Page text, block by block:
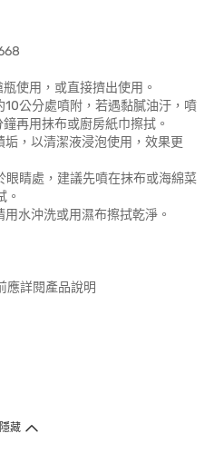
使用，或直接擠出使用。
10公分處噴附，若遇黏膩油汙，噴
再用抹布或廚房紙巾擦拭。
垢，以清潔液浸泡使用，效果更
眼睛處，建議先噴在抹布或海綿菜
。
水沖洗或用濕布擦拭乾淨。
應詳閱產品說明
隱藏